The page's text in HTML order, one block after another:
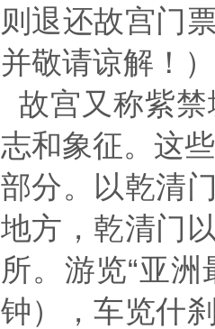
则退还故宫门
并敬请谅解！）
故宫又称紫
志和象征。这
部分。以乾清
地方，乾清门
所。游览“亚
钟），车览什